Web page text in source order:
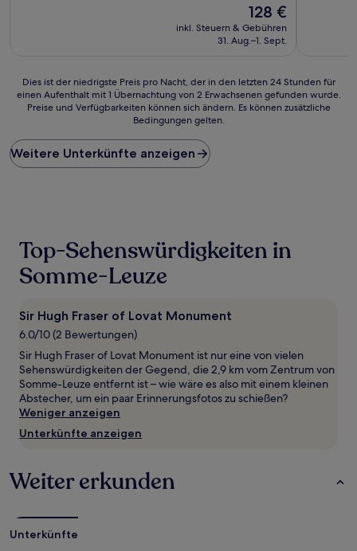
Der
Preis
beträgt
128 €
inkl. Steuern & Gebühren
31. Aug.–1. Sept.
Dies
ist
Preis
pro
Nacht,
24 Stunden
einen
Aufenthalt
1 Übernachtung
2 Erwachsenen
gefunden
wurde.
Preise
und
Verfügbarkeiten
sich
können
Dies ist der niedrigste Preis pro Nacht, der in den letzten 24 Stunden für
einen Aufenthalt mit 1 Übernachtung von 2 Erwachsenen gefunden wurde.
Preise und Verfügbarkeiten können sich ändern. Es können zusätzliche
Bedingungen gelten.
Weitere Unterkünfte anzeigen
Top-Sehenswürdigkeiten in
Somme-Leuze
Sir Hugh Fraser of Lovat Monument
6.0/10 (2 Bewertungen)
Sir Hugh Fraser of Lovat Monument ist nur eine von vielen
Sehenswürdigkeiten der Gegend, die 2,9 km vom Zentrum von
Somme-Leuze entfernt ist – wie wäre es also mit einem kleinen
Abstecher, um ein paar Erinnerungsfotos zu schießen?
Weniger anzeigen
Unterkünfte anzeigen
Weiter erkunden
Unterkünfte